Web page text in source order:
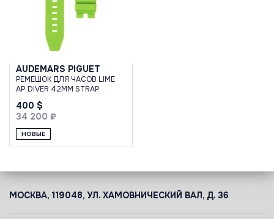
AUDEMARS PIGUET
РЕМЕШОК ДЛЯ ЧАСОВ LIME
AP DIVER 42MM STRAP
400 $
34 200 ₽
НОВЫЕ
МОСКВА, 119048, УЛ. ХАМОВНИЧЕСКИЙ ВАЛ, Д. 36